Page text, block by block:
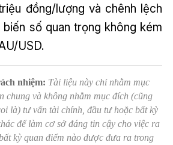
đồng/lượng và chênh lệch
biến số quan trọng không kém
USD.
nhiệm: Tài liệu này chỉ nhằm mục
chung và không nhằm mục đích (cũng
là) tư vấn tài chính, đầu tư hoặc bất kỳ
để làm cơ sở đáng tin cậy cho việc ra
kỳ quan điểm nào được đưa ra trong